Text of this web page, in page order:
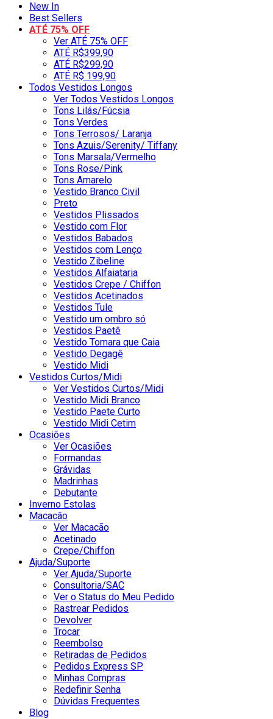
New In
Best Sellers
ATÉ 75% OFF
Ver ATÉ 75% OFF
ATÉ R$399,90
ATÉ R$299,90
ATÉ R$ 199,90
Todos Vestidos Longos
Ver Todos Vestidos Longos
Tons Lilás/Fúcsia
Tons Verdes
Tons Terrosos/ Laranja
Tons Azuis/Serenity/ Tiffany
Tons Marsala/Vermelho
Tons Rose/Pink
Tons Amarelo
Vestido Branco Civil
Preto
Vestidos Plissados
Vestido com Flor
Vestidos Babados
Vestidos com Lenço
Vestido Zibeline
Vestidos Alfaiataria
Vestidos Crepe / Chiffon
Vestidos Acetinados
Vestidos Tule
Vestido um ombro só
Vestidos Paetê
Vestido Tomara que Caia
Vestido Degagê
Vestido Midi
Vestidos Curtos/Midi
Ver Vestidos Curtos/Midi
Vestido Midi Branco
Vestido Paete Curto
Vestido Midi Cetim
Ocasiões
Ver Ocasiões
Formandas
Grávidas
Madrinhas
Debutante
Inverno Estolas
Macacão
Ver Macacão
Acetinado
Crepe/Chiffon
Ajuda/Suporte
Ver Ajuda/Suporte
Consultoria/SAC
Ver o Status do Meu Pedido
Rastrear Pedidos
Devolver
Trocar
Reembolso
Retiradas de Pedidos
Pedidos Express SP
Minhas Compras
Redefinir Senha
Dúvidas Frequentes
Blog